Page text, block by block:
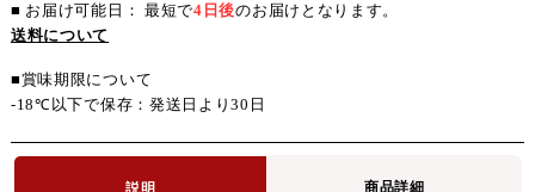
■ お届け可能日： 最短で4日後のお届けとなります。
送料について
■賞味期限について
-18℃以下で保存：発送日より30日
商品詳細